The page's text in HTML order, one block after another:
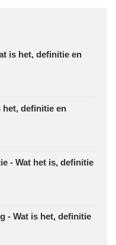
is het, definitie en
het, definitie en
- Wat het is, definitie
- Wat is het, definitie